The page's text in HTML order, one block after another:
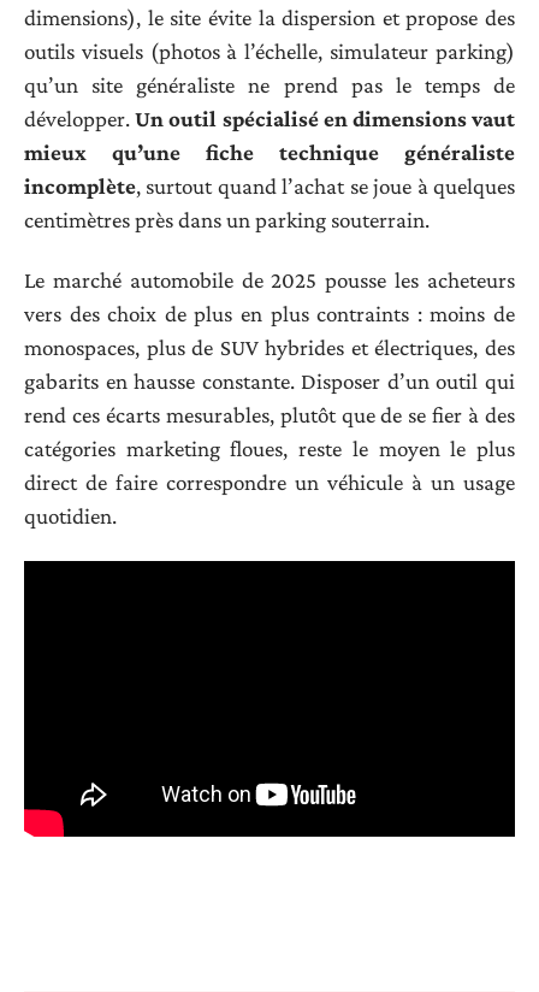
dimensions), le site évite la dispersion et propose des
outils visuels (photos à l’échelle, simulateur parking)
qu’un site généraliste ne prend pas le temps de
développer.Un outil spécialisé en dimensions vaut
mieux qu’une fiche technique généraliste
incomplète, surtout quand l’achat se joue à quelques
centimètres près dans un parking souterrain.
Le marché automobile de 2025 pousse les acheteurs
vers des choix de plus en plus contraints : moins de
monospaces, plus de SUV hybrides et électriques, des
gabarits en hausse constante. Disposer d’un outil qui
rend ces écarts mesurables, plutôt que de se fier à des
catégories marketing floues, reste le moyen le plus
direct de faire correspondre un véhicule à un usage
quotidien.